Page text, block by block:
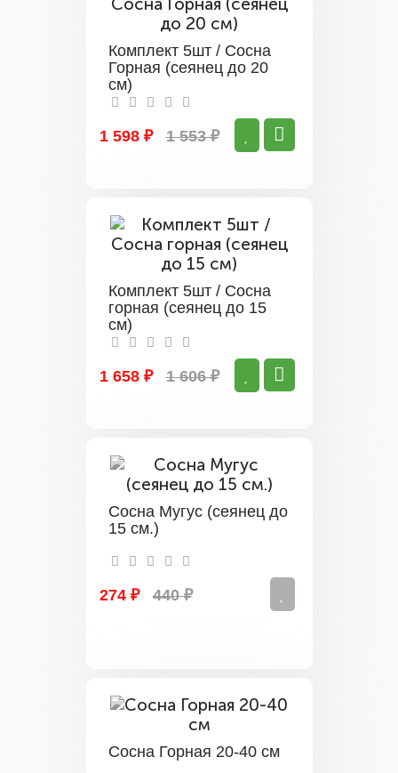
Комплект 5шт / Сосна
Горная (сеянец до 20
см)
1 598 ₽ 1 553 ₽
Комплект 5шт / Сосна
горная (сеянец до 15
см)
1 658 ₽ 1 606 ₽
Сосна Мугус (сеянец до
15 см.)
274 ₽ 440 ₽
Сосна Горная 20-40 см